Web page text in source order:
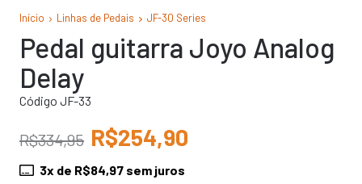
Início Linhas de Pedais JF-30 Series
Pedal guitarra Joyo Analog
Delay
Código JF-33
R$334,95 R$254,90
3x de R$84,97 sem juros